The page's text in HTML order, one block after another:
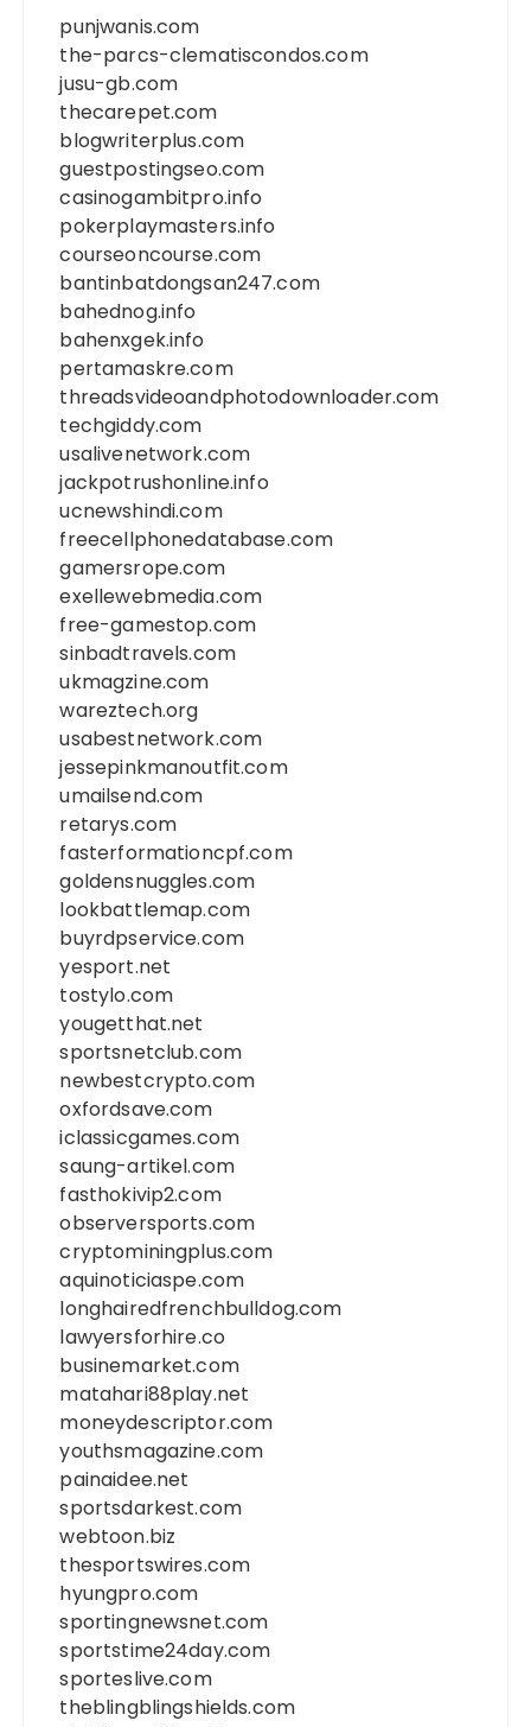
punjwanis.com
the-parcs-clematiscondos.com
jusu-gb.com
thecarepet.com
blogwriterplus.com
guestpostingseo.com
casinogambitpro.info
pokerplaymasters.info
courseoncourse.com
bantinbatdongsan247.com
bahednog.info
bahenxgek.info
pertamaskre.com
threadsvideoandphotodownloader.com
techgiddy.com
usalivenetwork.com
jackpotrushonline.info
ucnewshindi.com
freecellphonedatabase.com
gamersrope.com
exellewebmedia.com
free-gamestop.com
sinbadtravels.com
ukmagzine.com
wareztech.org
usabestnetwork.com
jessepinkmanoutfit.com
umailsend.com
retarys.com
fasterformationcpf.com
goldensnuggles.com
lookbattlemap.com
buyrdpservice.com
yesport.net
tostylo.com
yougetthat.net
sportsnetclub.com
newbestcrypto.com
oxfordsave.com
iclassicgames.com
saung-artikel.com
fasthokivip2.com
observersports.com
cryptominingplus.com
aquinoticiaspe.com
longhairedfrenchbulldog.com
lawyersforhire.co
businemarket.com
matahari88play.net
moneydescriptor.com
youthsmagazine.com
painaidee.net
sportsdarkest.com
webtoon.biz
thesportswires.com
hyungpro.com
sportingnewsnet.com
sportstime24day.com
sporteslive.com
theblingblingshields.com